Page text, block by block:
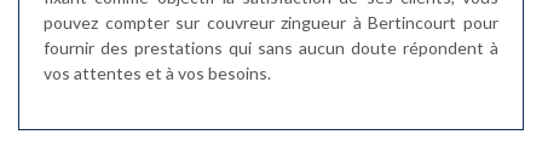
pouvez compter sur couvreur zingueur à Bertincourt pour
fournir des prestations qui sans aucun doute répondent à
vos attentes et à vos besoins.